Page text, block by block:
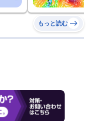
もっと読む